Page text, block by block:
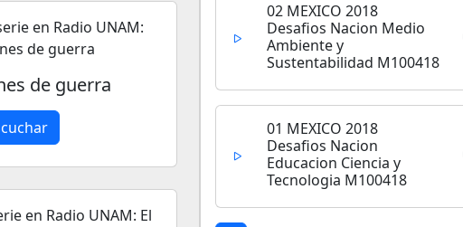
de guerra
02 MEXICO 2018
Desafios Nacion Medio
Ambiente y
Sustentabilidad M100418
01 MEXICO 2018
Desafios Nacion
Educacion Ciencia y
Tecnologia M100418